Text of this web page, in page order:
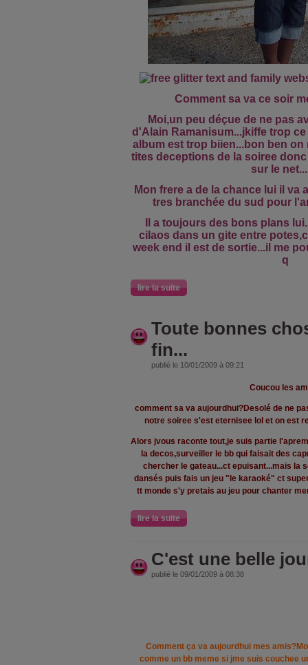
Comment sa va ce soir
Moi,un peu déçue de ne pas
d'Alain Ramanisum...jkiffe trop
album est trop biien...bon ben
tites deceptions de la soiree
sur le
Mon frere a de la chance lui il va
tres branchée du sud pour
Il a toujours des bons plans
cilaos dans un gite entre
week end il est de sortie...il me
q
lire la suite
Toute bonnes
fin...
publié le 10/01/2009 à 09:21
Coucou les
comment sa va aujourdhui?Desolé de ne
notre soiree s'est eternisee lol et on est
Alors jvous raconte tout,je suis partie
la decos,surveiller le bb qui faisait des
chercher le gateau...ct epuisant...mais la
dansés puis fais un jeu "le karaoké" ct
tt monde s'y pretais au jeu pour chanter
lire la suite
C'est une belle
publié le 09/01/2009 à 08:38
Comment ça va aujourdhui mes
comme un bb meme si jme suis couchee